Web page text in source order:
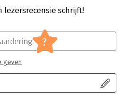
en romans
lezersrecensie schrijft!
?
geven